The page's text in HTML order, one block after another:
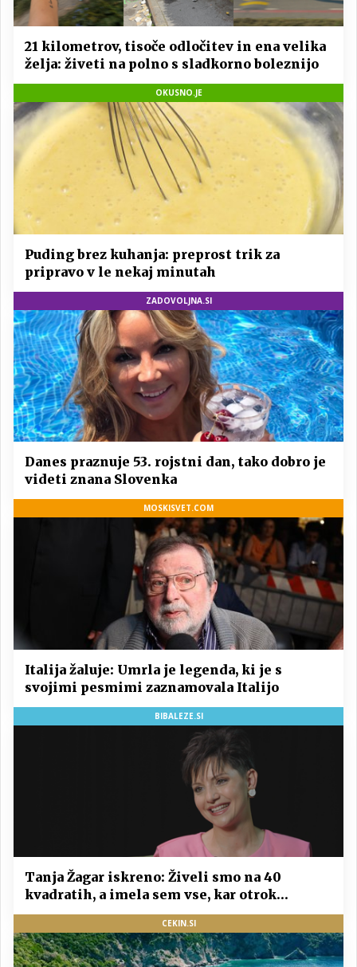
21 kilometrov, tisoče odločitev in ena velika
želja: živeti na polno s sladkorno boleznijo
OKUSNO.JE
Puding brez kuhanja: preprost trik za
pripravo v le nekaj minutah
ZADOVOLJNA.SI
Danes praznuje 53. rojstni dan, tako dobro je
videti znana Slovenka
MOSKISVET.COM
Italija žaluje: Umrla je legenda, ki je s
svojimi pesmimi zaznamovala Italijo
BIBALEZE.SI
Tanja Žagar iskreno: Živeli smo na 40
kvadratih, a imela sem vse, kar otrok
potrebuje
CEKIN.SI